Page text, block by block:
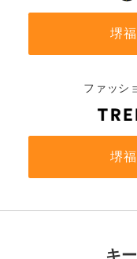
堺
ファッシ
堺
キ